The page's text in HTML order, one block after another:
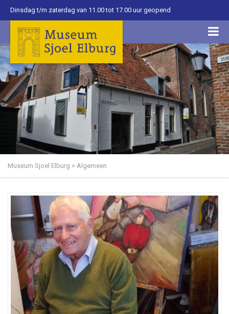
Dinsdag t/m zaterdag van 11.00 tot 17.00 uur geopend
Museum Sjoel Elburg > Algemeen